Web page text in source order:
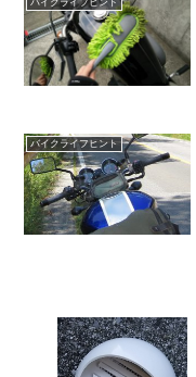
バイクライフヒント
バイクライフヒント